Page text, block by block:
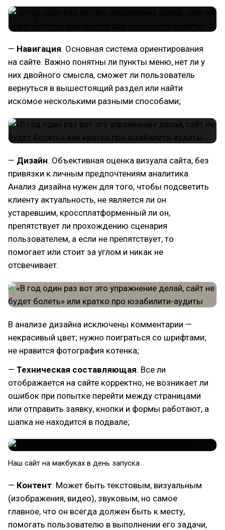
— Навигация. Основная система ориентирования
на сайте. Важно понятны ли пункты меню, нет ли у
них двойного смысла, сможет ли пользователь
вернуться в вышестоящий раздел или найти
искомое несколькими разными способами;
— Дизайн. Объективная оценка визуала сайта, без
привязки к личным предпочтениям аналитика.
Анализ дизайна нужен для того, чтобы подсветить
клиенту актуальность, не является ли он
устаревшим, кроссплатформенный ли он,
препятствует ли прохождению сценария
пользователем, а если не препятствует, то
помогает или стоит за углом и никак не
отсвечивает.
В анализе дизайна исключены комментарии —
некрасивый цвет; нужно поиграться со шрифтами;
не нравится фотография котенка;
— Техническая составляющая. Все ли
отображается на сайте корректно, не возникает ли
ошибок при попытке перейти между страницами
или отправить заявку, кнопки и формы работают, а
шапка не находится в подвале;
Наш сайт на макбуках в день запуска
— Контент. Может быть текстовым, визуальным
(изображения, видео), звуковым, но самое
главное, что он всегда должен быть к месту,
помогать пользователю в выполнении его задачи,